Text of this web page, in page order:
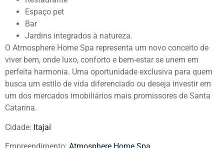
Espaço pet
Bar
Jardins integrados à natureza.
O Atmosphere Home Spa representa um novo conceito de
viver bem, onde luxo, conforto e bem-estar se unem em
perfeita harmonia. Uma oportunidade exclusiva para quem
busca um estilo de vida diferenciado ou deseja investir em
um dos mercados imobiliários mais promissores de Santa
Catarina.
Cidade: Itajaí